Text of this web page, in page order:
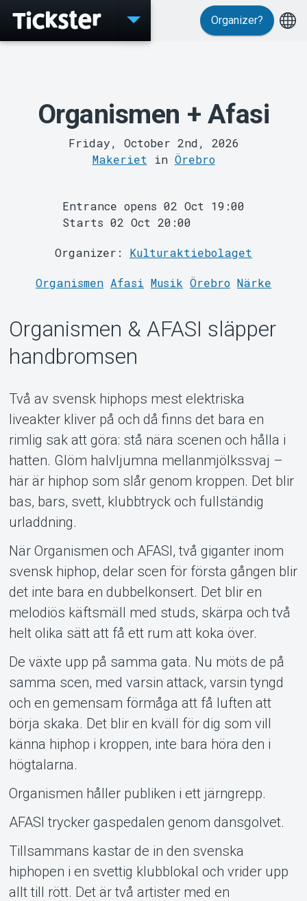
MyTickster
Support
About Tickster
Organizer?
Organismen + Afasi
Friday, October 2nd, 2026
Makeriet in Örebro
Entrance opens 02 Oct 19:00
Starts 02 Oct 20:00
Organizer: Kulturaktiebolaget
Organismen Afasi Musik Örebro Närke
Organismen & AFASI släpper
handbromsen
Två av svensk hiphops mest elektriska
liveakter kliver på och då finns det bara en
rimlig sak att göra: stå nära scenen och hålla i
hatten. Glöm halvljumna mellanmjölkssvaj –
här är hiphop som slår genom kroppen. Det blir
bas, bars, svett, klubbtryck och fullständig
urladdning.
När Organismen och AFASI, två giganter inom
svensk hiphop, delar scen för första gången blir
det inte bara en dubbelkonsert. Det blir en
melodiös käftsmäll med studs, skärpa och två
helt olika sätt att få ett rum att koka över.
De växte upp på samma gata. Nu möts de på
samma scen, med varsin attack, varsin tyngd
och en gemensam förmåga att få luften att
börja skaka. Det blir en kväll för dig som vill
känna hiphop i kroppen, inte bara höra den i
högtalarna.
Organismen håller publiken i ett järngrepp.
AFASI trycker gaspedalen genom dansgolvet.
Tillsammans kastar de in den svenska
hiphopen i en svettig klubblokal och vrider upp
allt till rött. Det är två artister med en